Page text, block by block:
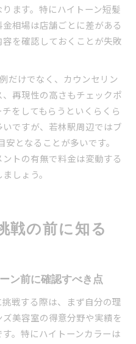
ます。特にハイトーン短髪
相場は店舗ごとに差がある
を確認しておくことが失敗
だけでなく、カウンセリン
再現性の高さもチェックポ
をしてもらうといくらくら
ですが、若林駅周辺ではブ
となることが多いです。
トの有無で料金は変動する
しょう。
戦の前に知る
ン前に確認すべき点
戦する際は、まず自分の理
美容室の得意分野や実績を
。特にハイトーンカラーは